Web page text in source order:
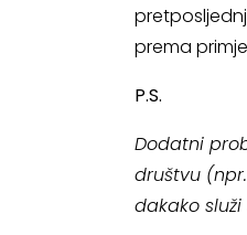
prema
P.S.
Dodatni
društvu
dakako